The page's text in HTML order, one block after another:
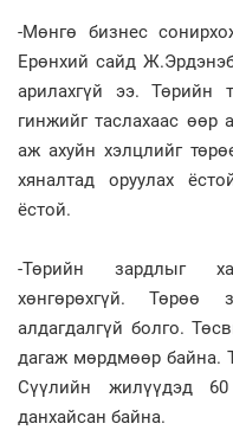
-Мөнгө бизнес
Ерөнхий сайд
арилахгүй ээ. Төрийн
гинжийг таслахаас өөр
аж ахуйн хэлцлийг
хяналтад оруулах
ёстой.
-Төрийн зардлыг
хөнгөрөхгүй. Төрөө
алдагдалгүй болго.
дагаж мөрдмөөр байна.
Сүүлийн жилүүдэд
данхайсан байна.